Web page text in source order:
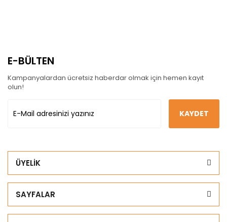
E-BÜLTEN
Kampanyalardan ücretsiz haberdar olmak için hemen kayıt
olun!
KAYDET
ÜYELİK
SAYFALAR